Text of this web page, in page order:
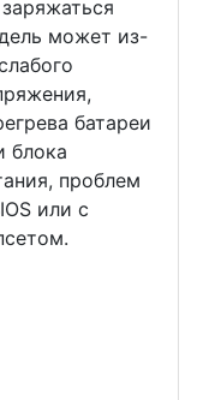
может из-
батареи
блока
проблем
или с